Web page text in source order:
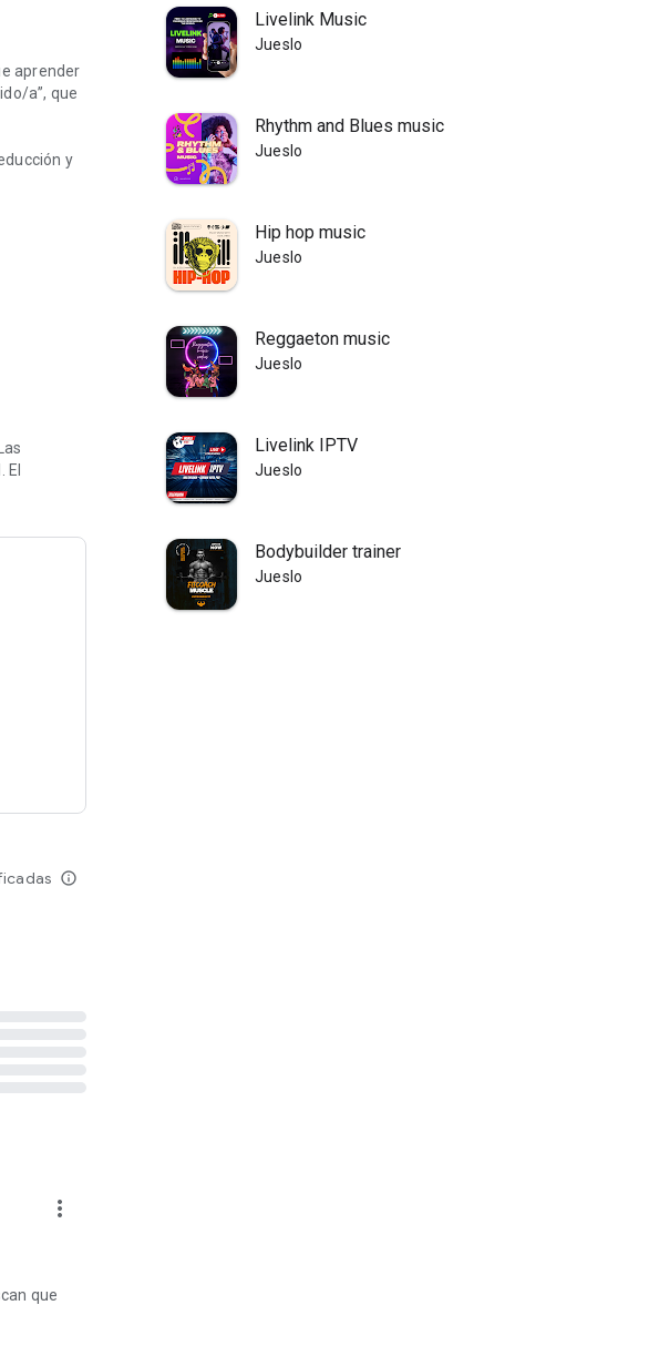
aprender
a”, que
y
plena y
test para
que
info_outline
more_vert
que
Livelink Music
Jueslo
Rhythm and Blues music
Jueslo
Hip hop music
Jueslo
Reggaeton music
Jueslo
Livelink IPTV
Jueslo
Bodybuilder trainer
Jueslo